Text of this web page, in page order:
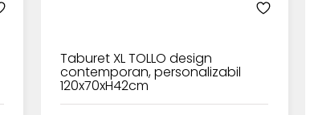
Taburet XL TOLLO design
contemporan, personalizabil
120x70xH42cm